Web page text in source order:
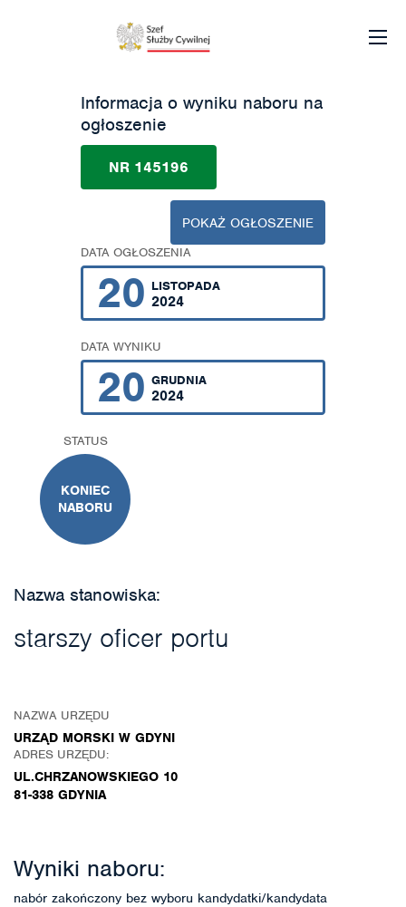
Informacja o wyniku naboru na
ogłoszenie
NR 145196
POKAŻ OGŁOSZENIE
DATA OGŁOSZENIA
20 LISTOPADA
2024
DATA WYNIKU
20 GRUDNIA
2024
STATUS
KONIEC
NABORU
Nazwa stanowiska:
starszy oficer portu
NAZWA URZĘDU
URZĄD MORSKI W GDYNI
ADRES URZĘDU:
UL.CHRZANOWSKIEGO 10
81-338 GDYNIA
Wyniki naboru:
nabór zakończony bez wyboru kandydatki/kandydata